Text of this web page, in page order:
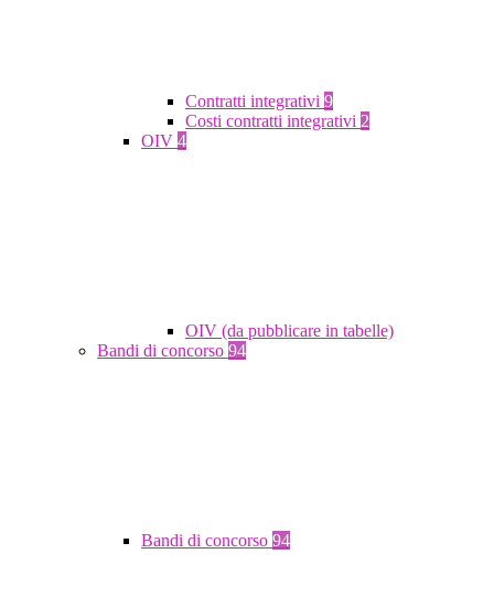
Contratti integrativi 9
Costi contratti integrativi 2
OIV 4
OIV (da pubblicare in tabelle)
Bandi di concorso 94
Bandi di concorso 94